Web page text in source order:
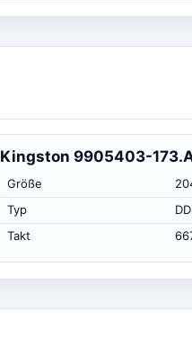
Kingston 9905403-
Größe
Typ
Takt